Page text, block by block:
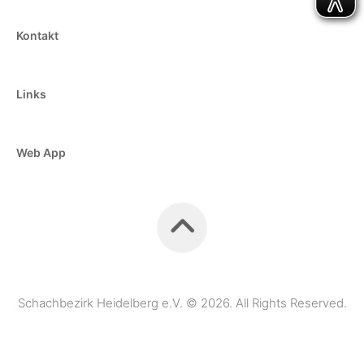
Kontakt
Links
Web App
Schachbezirk Heidelberg e.V. © 2026. All Rights Reserved.